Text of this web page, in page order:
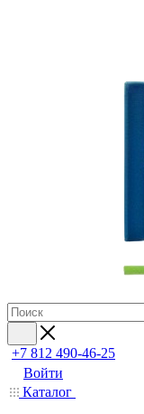
+7 812 490-46-25
Войти
Каталог